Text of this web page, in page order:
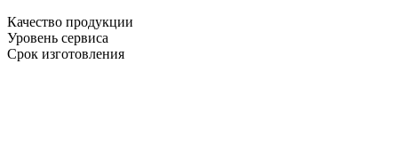
Качество продукции
Уровень сервиса
Срок изготовления